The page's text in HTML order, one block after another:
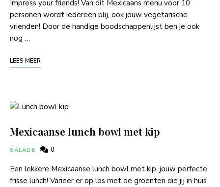
Impress your friends! Van dit Mexicaans menu voor 10
personen wordt iedereen blij, ook jouw vegetarische
vrienden! Door de handige boodschappenlijst ben je ook
nog …
LEES MEER
Mexicaanse lunch bowl met kip
SALADE 0
Een lekkere Mexicaanse lunch bowl met kip, jouw perfecte
frisse lunch! Varieer er op los met de groenten die jij in huis